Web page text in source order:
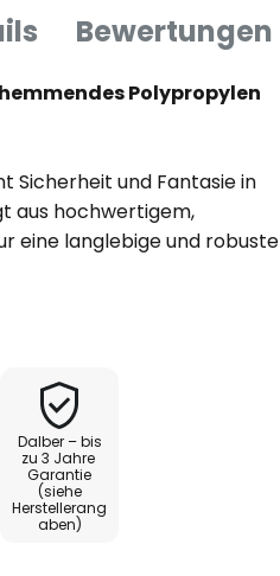
Bewertungen
Polypropylen
Sicherheit und Fantasie in
aus hochwertigem,
eine langlebige und robuste
von Sicherheit. Das
konzipiert wurde.
Dimmer zu steuern, lässt
Bedürfnisse,
Beleuchtung für kreative
durch eine sorgfältige
und Ästhetik
Dalber – bis
zu 3 Jahre
Garantie
(siehe
Herstellerang
aben)